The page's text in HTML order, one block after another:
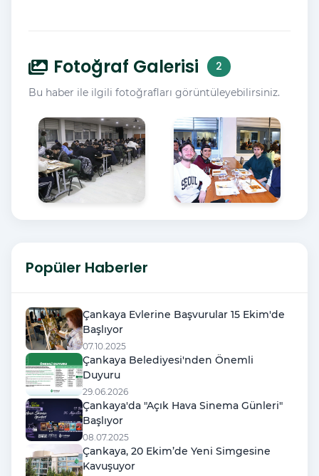
Fotoğraf Galerisi 2
Bu haber ile ilgili fotoğrafları görüntüleyebilirsiniz.
Popüler Haberler
Çankaya Evlerine Başvurular 15 Ekim'de
Başlıyor
07.10.2025
Çankaya Belediyesi'nden Önemli
Duyuru
29.06.2026
Çankaya'da "Açık Hava Sinema Günleri"
Başlıyor
08.07.2025
Çankaya, 20 Ekim’de Yeni Simgesine
Kavuşuyor